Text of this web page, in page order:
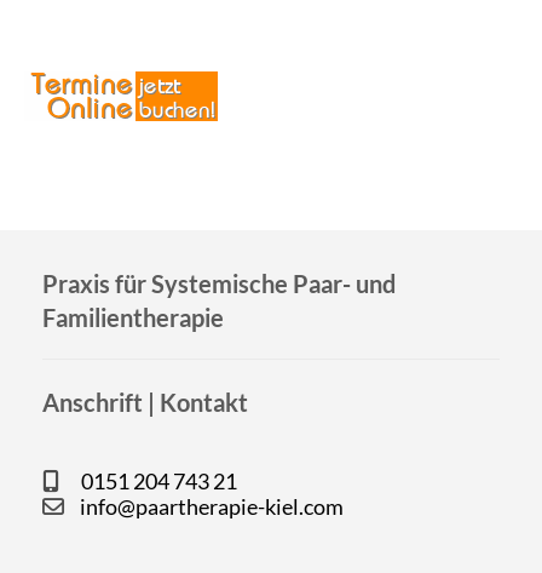
Praxis für Systemische Paar- und
Familientherapie
Anschrift | Kontakt
0151 204 743 21
info@paartherapie-kiel.com